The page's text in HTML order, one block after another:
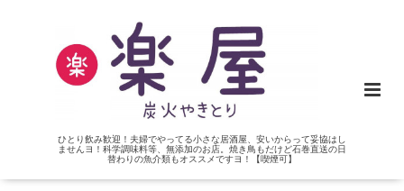
ひとり飲み歓迎！夫婦でやってる小さな居酒屋、安いからって妥協はし
ませんヨ！科学調味料等、無添加のお店。焼き鳥もだけど石巻直送の日
替わりの魚介類もオススメですヨ！【喫煙可】